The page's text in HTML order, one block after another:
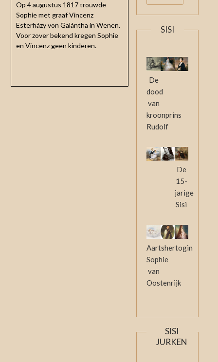
Op 4 augustus 1817 trouwde
Sophie met graaf Vincenz
Esterházy von Galántha in Wenen.
Voor zover bekend kregen Sophie
en Vincenz geen kinderen.
SISI
De
dood
van
kroonprins
Rudolf
De
15-
jarige
Sisi
Aartshertogin
Sophie
van
Oostenrijk
SISI
JURKEN